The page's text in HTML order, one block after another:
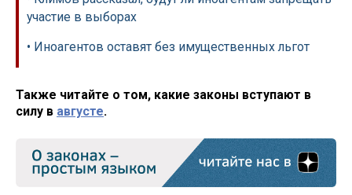
участие в выборах
• Иноагентов оставят без имущественных льгот
Также читайте о том, какие законы вступают в
силу в августе.